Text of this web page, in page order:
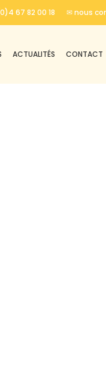
67 82 00 18 ✉ nous
ACTUALITÉS CONTACT